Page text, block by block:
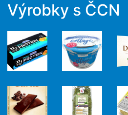
Výrobky s ČCN